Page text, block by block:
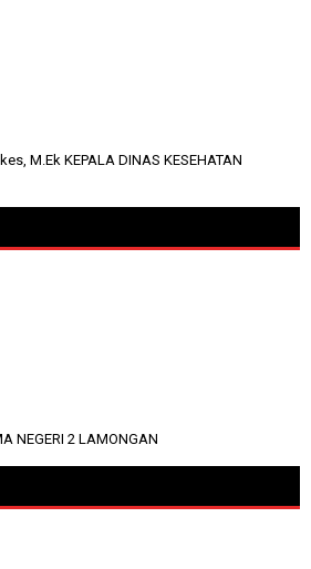
M.Ek KEPALA DINAS KESEHATAN
NEGERI 2 LAMONGAN